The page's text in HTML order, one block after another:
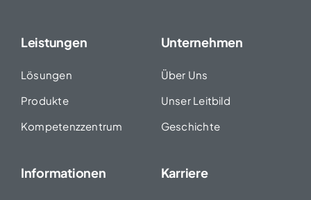
Leistungen
Lösungen
Produkte
Kompetenzzentrum
Unternehmen
Über Uns
Unser Leitbild
Geschichte
Informationen Karriere